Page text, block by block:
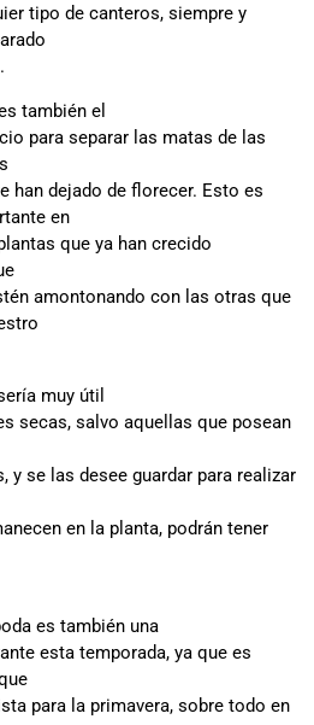
tipo de canteros, siempre y
también el
para separar las matas de las
han dejado de florecer. Esto es
en
que ya han crecido
amontonando con las otras que
muy útil
secas, salvo aquellas que posean
y se las desee guardar para realizar
en la planta, podrán tener
es también una
esta temporada, ya que es
para la primavera, sobre todo en